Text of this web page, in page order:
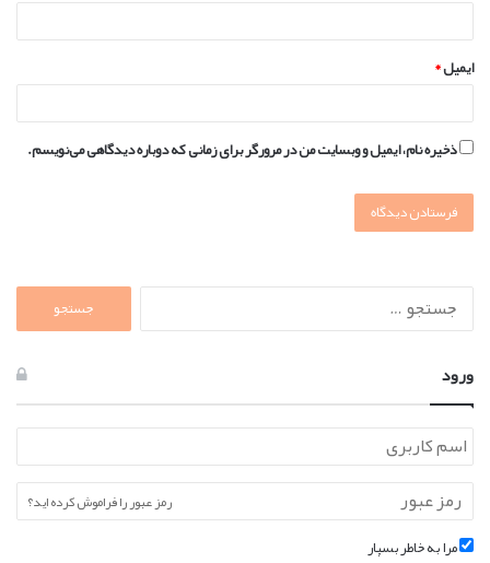
ایمیل*
ذخیره نام، ایمیل و وبسایت من در مرورگر برای زمانی که دوباره دیدگاهی می‌نویسم.
جستجو
ورود
رمز عبور را فراموش کرده اید؟
مرا به خاطر بسپار